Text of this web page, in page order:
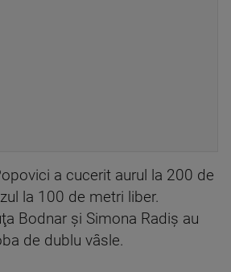
a cucerit aurul la 200 de
la 100 de metri liber.
Bodnar și Simona Radiş au
de dublu vâsle.